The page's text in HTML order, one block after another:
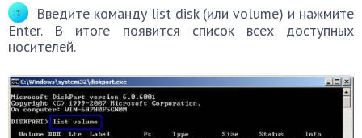
Введите команду list disk (или volume) и нажмите
Enter. В итоге появится список всех доступных
носителей.